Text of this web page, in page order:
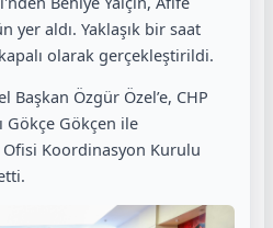
yer aldı. Yaklaşık bir saat
olarak gerçekleştirildi.
Başkan Özgür Özel’e, CHP
Gökçe Gökçen ile
Ofisi Koordinasyon Kurulu